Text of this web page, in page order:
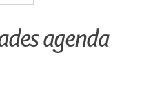
agenda